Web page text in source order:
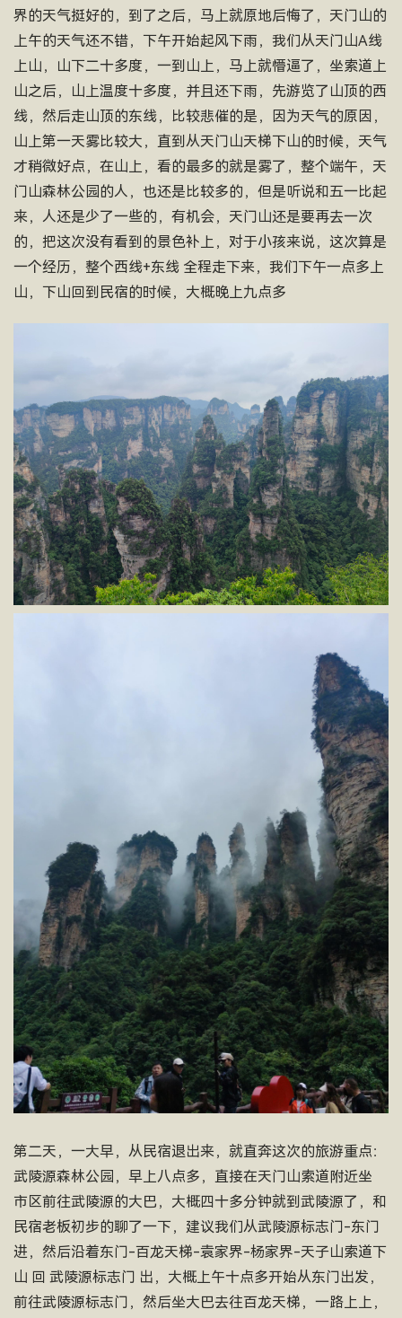
界的天气挺好的，到了之后，马上就原地后悔了，天门山的
上午的天气还不错，下午开始起风下雨，我们从天门山A线
上山，山下二十多度，一到山上，马上就懵逼了，坐索道上
山之后，山上温度十多度，并且还下雨，先游览了山顶的西
线，然后走山顶的东线，比较悲催的是，因为天气的原因，
山上第一天雾比较大，直到从天门山天梯下山的时候，天气
才稍微好点，在山上，看的最多的就是雾了，整个端午，天
门山森林公园的人，也还是比较多的，但是听说和五一比起
来，人还是少了一些的，有机会，天门山还是要再去一次
的，把这次没有看到的景色补上，对于小孩来说，这次算是
一个经历，整个西线+东线 全程走下来，我们下午一点多上
山，下山回到民宿的时候，大概晚上九点多
第二天，一大早，从民宿退出来，就直奔这次的旅游重点：
武陵源森林公园，早上八点多，直接在天门山索道附近坐
市区前往武陵源的大巴，大概四十多分钟就到武陵源了，和
民宿老板初步的聊了一下，建议我们从武陵源标志门-东门
进，然后沿着东门-百龙天梯-袁家界-杨家界-天子山索道下
山 回 武陵源标志门 出，大概上午十点多开始从东门出发，
前往武陵源标志门，然后坐大巴去往百龙天梯，一路上上，